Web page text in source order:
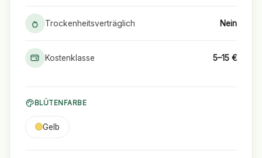
Trockenheitsverträglich Nein
Kostenklasse 5–15 €
BLÜTENFARBE
Gelb